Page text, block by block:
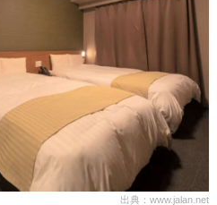
出典：www.jalan.net